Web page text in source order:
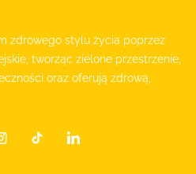
zdrowego stylu życia poprzez
tworząc zielone przestrzenie,
oraz oferują zdrową,